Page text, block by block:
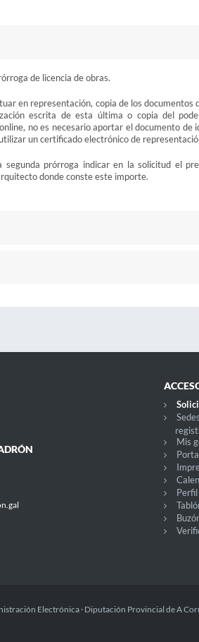
de licencia de obras.
en representación, copia de los
escrita de esta última o copia del
no es necesario aportar el documento
un certificado electrónico de
prórroga indicar en la solicitud el
donde conste este importe.
Mis
Electrónica · Diputación Provincial de A